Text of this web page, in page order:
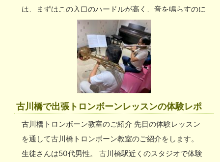
は、まずはこの入口のハードルが高く、音を鳴らすのに
苦戦します。 後半は、口の形や息のスピードで音の高
さを調節する練習を。上達がとても早そうな印象でし
た。 京橋周辺担当のトロンボーン講師 今回担当した講
師は、ラテンバンドのホーンセクションなど、ステージ
経験、レッスン経験の豊富な講師。 穏やかな人柄で分
す。 他にも京橋周辺には経験豊富な現役のプロの講師
が数名、在籍しております！ レッスンをお申し込みの
際には、「吹奏楽の曲をやりたい」とか「基礎から教え
て欲しい」などのご希望をぜひお伝えください。 京橋
古川橋で出張トロンボーンレッスンの体験レポ
古川橋トロンボーン教室のご紹介 先日の体験レッスン
を通して古川橋トロンボーン教室のご紹介をします。
生徒さんは50代男性。 古川橋駅近くのスタジオで体験